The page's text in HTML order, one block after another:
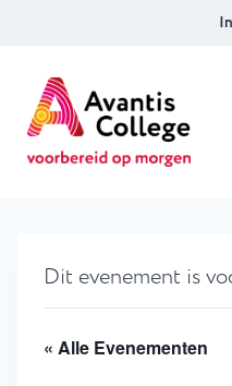
inhoud
Dit evenement is
« Alle Evenementen